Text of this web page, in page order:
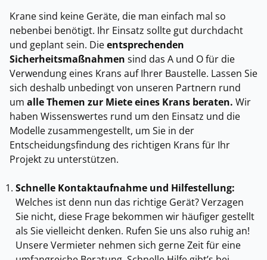
Krane sind keine Geräte, die man einfach mal so
nebenbei benötigt. Ihr Einsatz sollte gut durchdacht
und geplant sein. Dieentsprechenden
Sicherheitsmaßnahmen sind das A und O für die
Verwendung eines Krans auf Ihrer Baustelle. Lassen Sie
sich deshalb unbedingt von unseren Partnern rund
um alle Themen zur Miete eines Krans beraten. Wir
haben Wissenswertes rund um den Einsatz und die
Modelle zusammengestellt, um Sie in der
Entscheidungsfindung des richtigen Krans für Ihr
Projekt zu unterstützen.
Schnelle Kontaktaufnahme und Hilfestellung:
Welches ist denn nun das richtige Gerät? Verzagen
Sie nicht, diese Frage bekommen wir häufiger gestellt
als Sie vielleicht denken. Rufen Sie uns also ruhig an!
Unsere Vermieter nehmen sich gerne Zeit für eine